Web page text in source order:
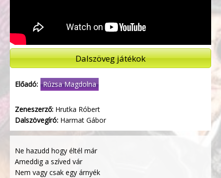
Dalszöveg játékok
Előadó: Rúzsa Magdolna
Zeneszerző: Hrutka Róbert
Dalszövegíró: Harmat Gábor
Ne hazudd hogy éltél már
Ameddig a szíved vár
Nem vagy csak egy árnyék